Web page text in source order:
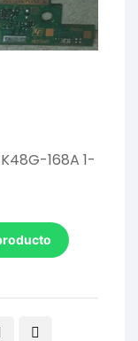
168A 1-